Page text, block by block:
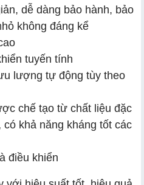
dễ dàng bảo hành, bảo
không đáng kể
tuyến tính
lượng tự động tùy theo
chế tạo từ chất liệu đặc
khả năng kháng tốt các
điều khiển